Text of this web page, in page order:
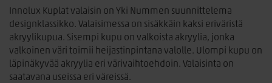
Innolux Kuplat valaisin on Yki Nummen suunnittelema
designklassikko. Valaisimessa on sisäkkäin kaksi eriväristä
akryylikupua. Sisempi kupu on valkoista akryylia, jonka
valkoinen väri toimii heijastinpintana valolle. Ulompi kupu on
läpinäkyvää akryylia eri värivaihtoehdoin. Valaisinta on
saatavana useissa eri väreissä.